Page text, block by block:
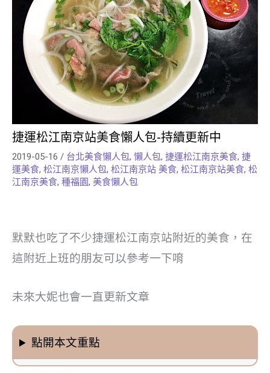
捷運松江南京站美食懶人包-持續更新中
2019-05-16 / 台北美食懶人包, 懶人包, 捷運松江南京美食, 捷
運美食, 松江南京懶人包, 松江南京站 美食, 松江南京站美食, 松
江南京美食, 種福園, 美食懶人包
默默也吃了不少捷運松江南京站附近的美食，在
這附近上班的朋友可以參考一下唷
未來大妮也會一直更新文章
點開本文重點